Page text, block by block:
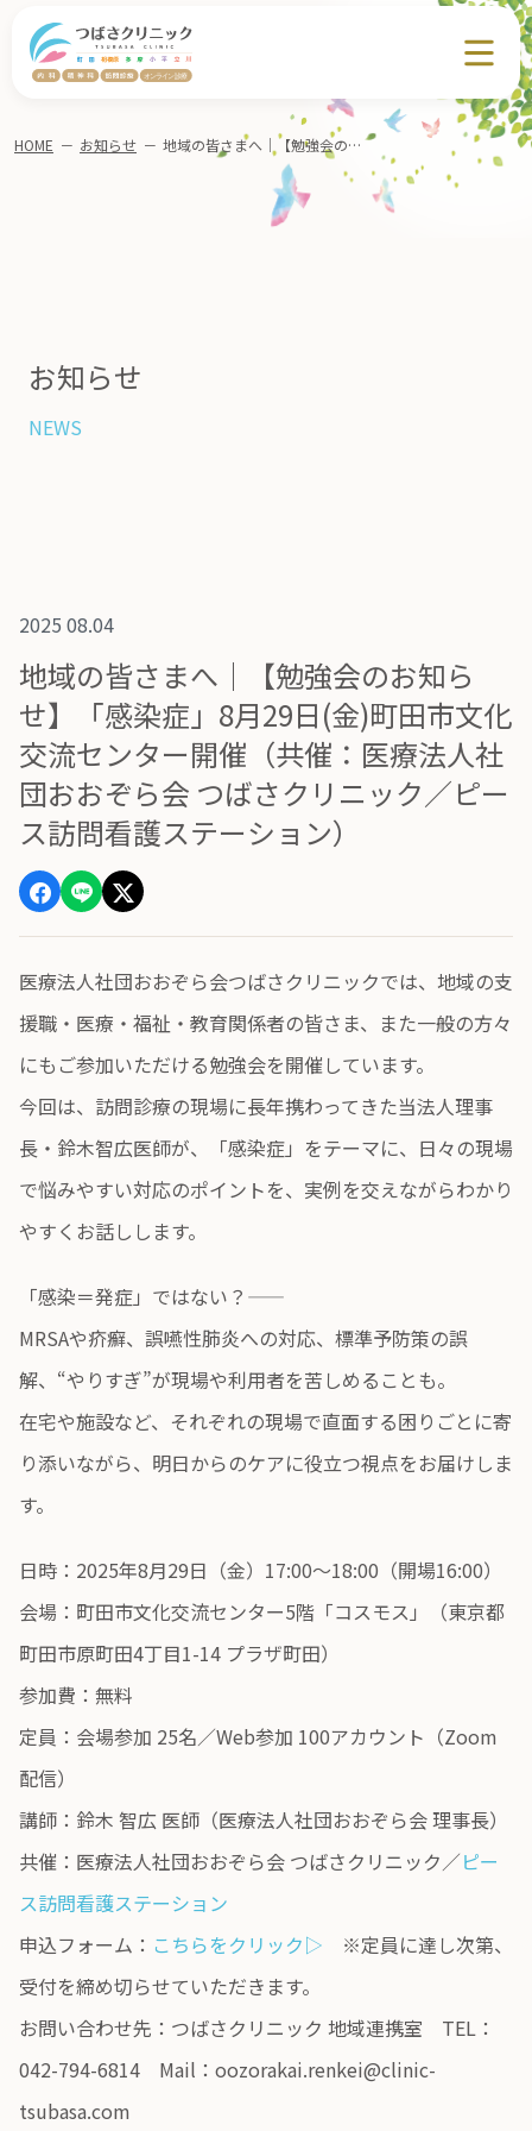
お知らせ
NEWS
HOME － お知らせ － 地域の皆さまへ｜【勉強会のお知らせ】「感染症」8月29日(金)町田市文化交流センター開催（共催：医療法人社団おおぞら会 つばさクリニック／ピース訪問看護ステーション）
2025 08.04
地域の皆さまへ｜【勉強会のお知ら
せ】「感染症」8月29日(金)町田市文化
交流センター開催（共催：医療法人社
団おおぞら会 つばさクリニック／ピー
ス訪問看護ステーション）
医療法人社団おおぞら会つばさクリニックでは、地域の支
援職・医療・福祉・教育関係者の皆さま、また一般の方々
にもご参加いただける勉強会を開催しています。
今回は、訪問診療の現場に長年携わってきた当法人理事
長・鈴木智広医師が、「感染症」をテーマに、日々の現場
で悩みやすい対応のポイントを、実例を交えながらわかり
やすくお話しします。
「感染＝発症」ではない？――
MRSAや疥癬、誤嚥性肺炎への対応、標準予防策の誤
解、“やりすぎ”が現場や利用者を苦しめることも。
在宅や施設など、それぞれの現場で直面する困りごとに寄
り添いながら、明日からのケアに役立つ視点をお届けしま
す。
日時：2025年8月29日（金）17:00～18:00（開場16:00）
会場：町田市文化交流センター5階「コスモス」（東京都
町田市原町田4丁目1-14 プラザ町田）
参加費：無料
定員：会場参加 25名／Web参加 100アカウント（Zoom
配信）
講師：鈴木 智広 医師（医療法人社団おおぞら会 理事長）
共催：医療法人社団おおぞら会 つばさクリニック／ピー
ス訪問看護ステーション
申込フォーム： こちらをクリック▷ ※定員に達し次第、
受付を締め切らせていただきます。
お問い合わせ先：つばさクリニック 地域連携室 TEL：
042-794-6814 Mail：oozorakai.renkei@clinic-
tsubasa.com